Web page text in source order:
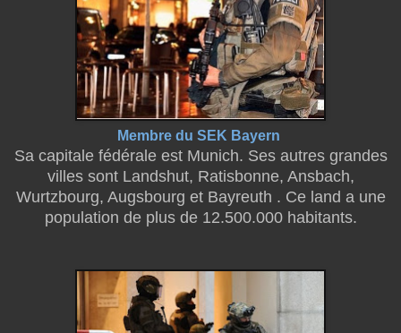
Membre du SEK Bayern
Sa capitale fédérale est Munich. Ses autres grandes
villes sont Landshut, Ratisbonne, Ansbach,
Wurtzbourg, Augsbourg et Bayreuth . Ce land a une
population de plus de 12.500.000 habitants.